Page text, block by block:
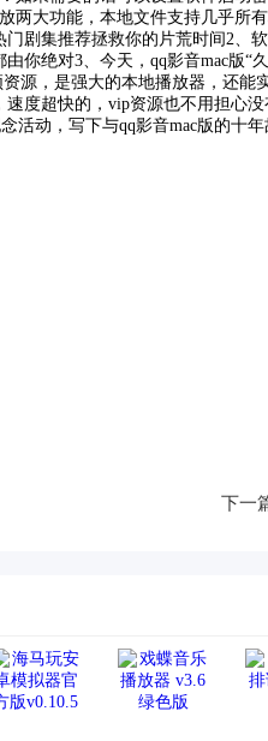
两大功能，本地文件支持几乎所
剧集推荐拯救你的片荒时间2、
你绝对3、今天，qq影音mac版“
源，是强大的本地播放器，还能
度超快的，vip资源也不用担心
活动，写下与qq影音mac版的十
下一